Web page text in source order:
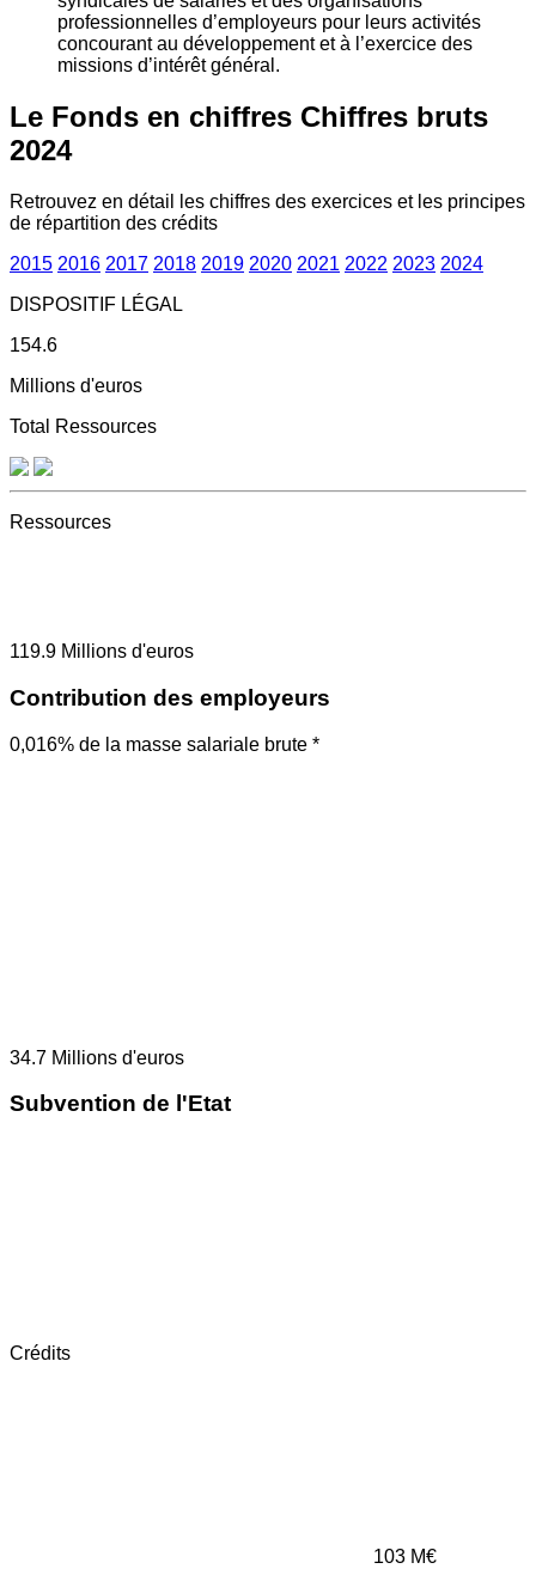
professionnelles d’employeurs pour leurs activités
concourant au développement et à l’exercice des
missions d’intérêt général.
Le Fonds en chiffres Chiffres bruts
2024
Retrouvez en détail les chiffres des exercices et les principes
de répartition des crédits
2015 2016 2017 2018 2019 2020 2021 2022 2023 2024
DISPOSITIF LÉGAL
154.6
Millions d'euros
Total Ressources
Ressources
119.9 Millions d'euros
Contribution des employeurs
0,016% de la masse salariale brute *
34.7 Millions d'euros
Subvention de l'Etat
Crédits
103 M€